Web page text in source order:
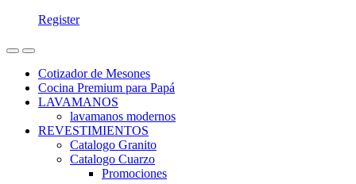
Register
Cotizador de Mesones
Cocina Premium para Papá
LAVAMANOS
lavamanos modernos
REVESTIMIENTOS
Catalogo Granito
Catalogo Cuarzo
Promociones